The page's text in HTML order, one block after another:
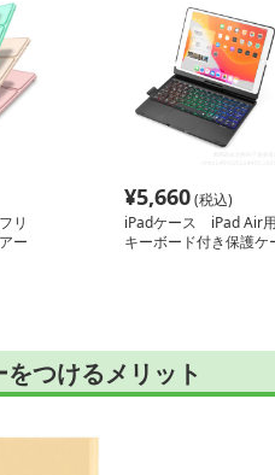
リ
ー
¥5,660(税込)
iPadケース iPad Air用
キーボード付き保護ケ
つけるメリット